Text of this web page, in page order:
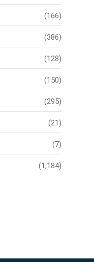
(166)
(386)
(128)
(150)
(295)
(21)
(7)
(1,184)